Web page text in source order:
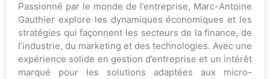
Passionné par le monde de l’entreprise, Marc-Antoine
Gauthier explore les dynamiques économiques et les
stratégies qui façonnent les secteurs de la finance, de
l’industrie, du marketing et des technologies. Avec une
expérience solide en gestion d’entreprise et un intérêt
marqué pour les solutions adaptées aux micro-